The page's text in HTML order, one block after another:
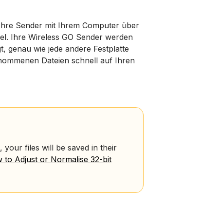
Sender mit Ihrem Computer über
Ihre Wireless GO Sender werden
genau wie jede andere Festplatte
Dateien schnell auf Ihren
your files will be saved in their
to Adjust or Normalise 32-bit